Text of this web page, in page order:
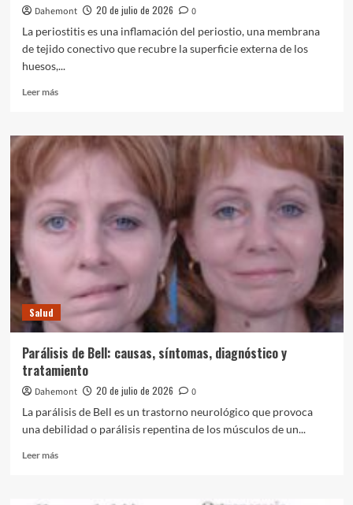
Dahemont 20 de julio de 2026
0
La periostitis es una inflamación del periostio, una membrana
de tejido conectivo que recubre la superficie externa de los
huesos,...
Leer másLeer
Periostitis:
inflamación
del
periostio,
síntomas
y
tratamiento
Salud
Parálisis de Bell: causas, síntomas, diagnóstico y
tratamiento
Dahemont 20 de julio de 2026
0
La parálisis de Bell es un trastorno neurológico que provoca
una debilidad o parálisis repentina de los músculos de un...
Leer másLeer